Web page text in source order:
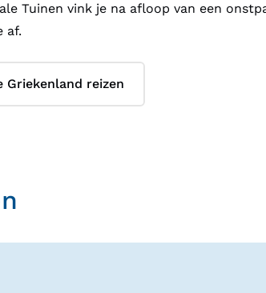
Tuinen vink je na afloop van een
af.
Griekenland reizen